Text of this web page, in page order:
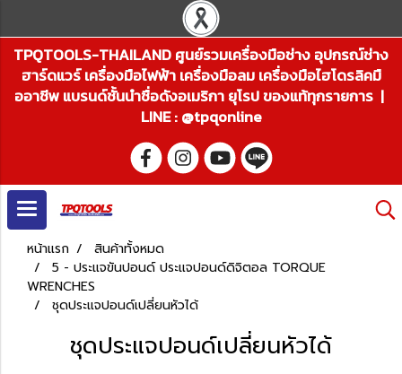
TPQTOOLS-THAILAND ศูนย์รวมเครื่องมือช่าง อุปกรณ์ช่าง
ฮาร์ดแวร์ เครื่องมือไฟฟ้า เครื่องมือลม เครื่องมือไฮโดรลิคมื
ออาชีพ แบรนด์ชั้นนำชื่อดังอเมริกา ยุโรป ของแท้ทุกรายการ |
LINE : @tpqonline
หน้าแรก
สินค้าทั้งหมด
5 - ประแจขันปอนด์ ประแจปอนด์ดิจิตอล TORQUE
WRENCHES
ชุดประแจปอนด์เปลี่ยนหัวได้
ชุดประแจปอนด์เปลี่ยนหัวได้